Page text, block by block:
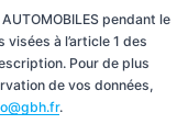
pendant le
à l’article 1 des
Pour de plus
de vos données,
.